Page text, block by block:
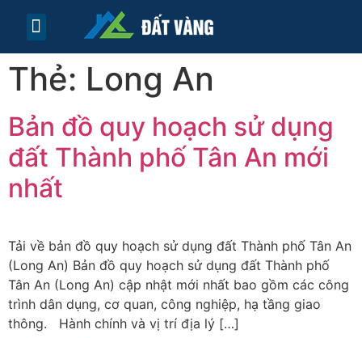
Thẻ: Long An
Bản đồ quy hoạch sử dụng
đất Thành phố Tân An mới
nhất
Tải về bản đồ quy hoạch sử dụng đất Thành phố Tân An
(Long An) Bản đồ quy hoạch sử dụng đất Thành phố
Tân An (Long An) cập nhật mới nhất bao gồm các công
trình dân dụng, cơ quan, công nghiệp, hạ tầng giao
thông. Hành chính và vị trí địa lý […]